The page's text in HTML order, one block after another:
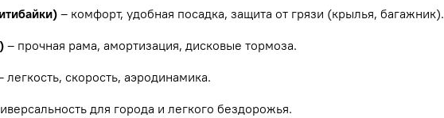
– комфорт, удобная посадка, защита от грязи (крылья, багажник).
– прочная рама, амортизация, дисковые тормоза.
легкость, скорость, аэродинамика.
для города и легкого бездорожья.